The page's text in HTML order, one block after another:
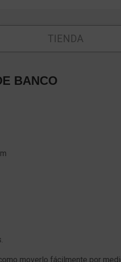
TIENDA
BANCO
moverlo fácilmente por